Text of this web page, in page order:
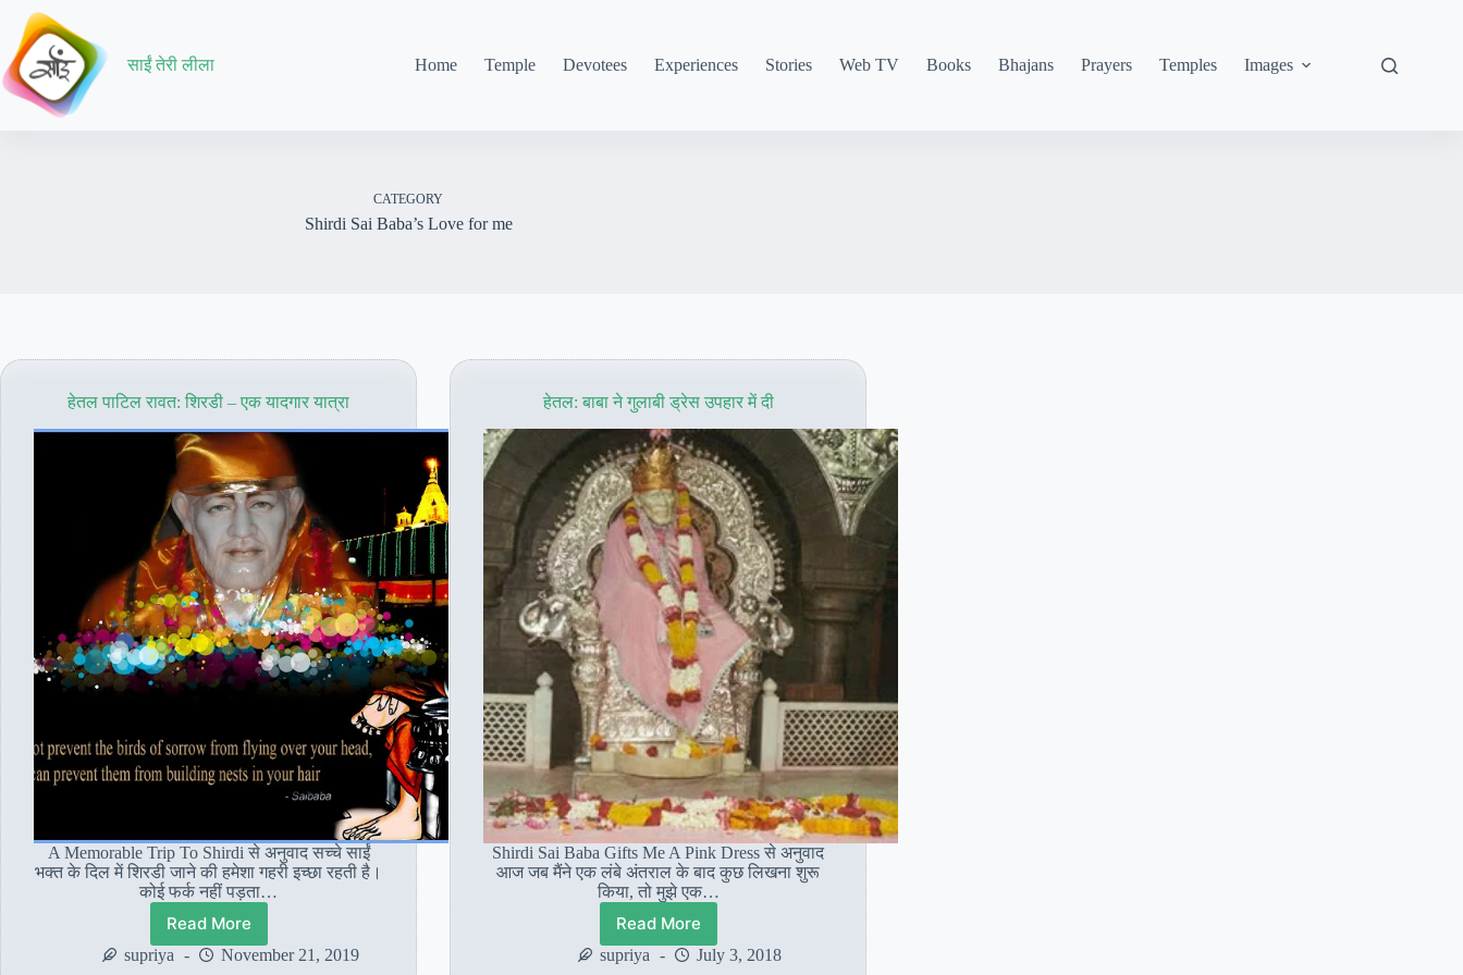
content
साईं तेरी लीला
Home Temple Devotees Experiences Stories Web TV Books Bhajans Prayers Temples Images
CATEGORY
Shirdi Sai Baba’s Love for me
हेतल पाटिल रावत: शिरडी – एक यादगार यात्रा
A Memorable Trip To Shirdi से अनुवाद सच्चे साईं
भक्त के दिल में शिरडी जाने की हमेशा गहरी इच्छा रहती है।
कोई फर्क नहीं पड़ता…
Read More
हेतल
पाटिल
supriya November 21, 2019
हेतल: बाबा ने गुलाबी ड्रेस उपहार में दी
Shirdi Sai Baba Gifts Me A Pink Dress से अनुवाद
आज जब मैंने एक लंबे अंतराल के बाद कुछ लिखना शुरू
किया, तो मुझे एक…
Read More
हेतल:
बाबा
supriya July 3, 2018